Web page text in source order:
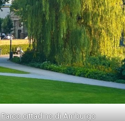
Parco cittadino di Amburgo